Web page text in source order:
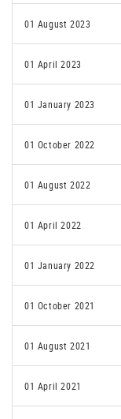
01 August 2023
01 April 2023
01 January 2023
01 October 2022
01 August 2022
01 April 2022
01 January 2022
01 October 2021
01 August 2021
01 April 2021